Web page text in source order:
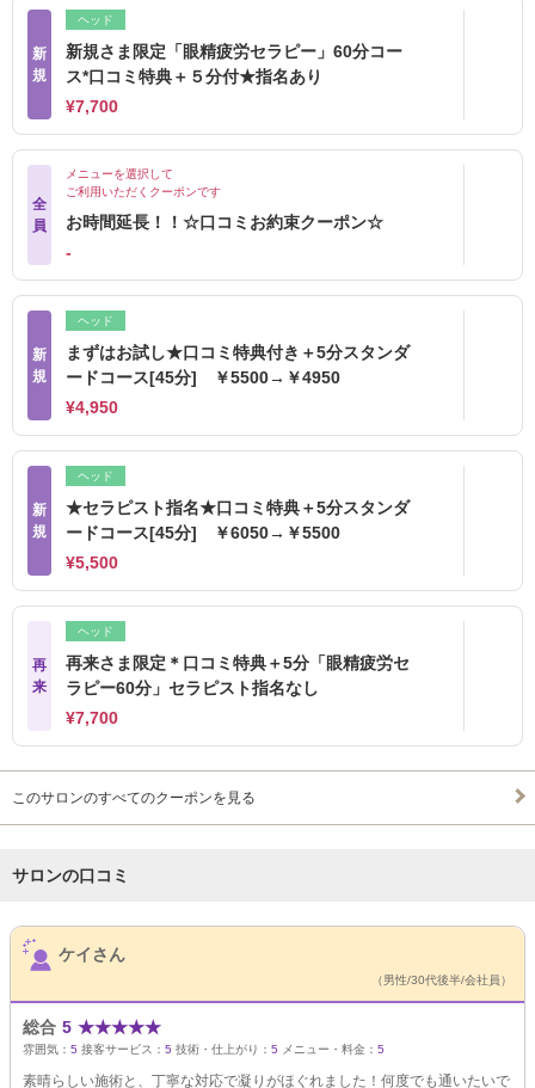
新
規
ヘッド
新規さま限定「眼精疲労セラピー」60分コー
ス*口コミ特典＋５分付★指名あり
¥7,700
全
員
メニューを選択して
ご利用いただくクーポンです
お時間延長！！☆口コミお約束クーポン☆
‐
新
規
ヘッド
まずはお試し★口コミ特典付き＋5分スタンダ
ードコース[45分] ￥5500→￥4950
¥4,950
新
規
ヘッド
★セラピスト指名★口コミ特典＋5分スタンダ
ードコース[45分] ￥6050→￥5500
¥5,500
再
来
ヘッド
再来さま限定＊口コミ特典＋5分「眼精疲労セ
ラピー60分」セラピスト指名なし
¥7,700
このサロンのすべてのクーポンを見る
サロンの口コミ
サロンPick Up
ケイさん
（男性/30代後半/会社員）
総合 5 ★★★★★
雰囲気： 5 接客サービス： 5 技術・仕上がり： 5 メニュー・料金： 5
素晴らしい施術と、丁寧な対応で凝りがほぐれました！何度でも通いたいで